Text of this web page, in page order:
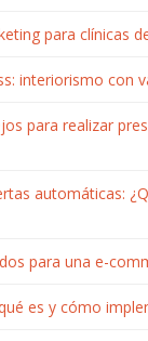
para clínicas
interiorismo con
para realizar
automáticas:
para una e-
es y cómo